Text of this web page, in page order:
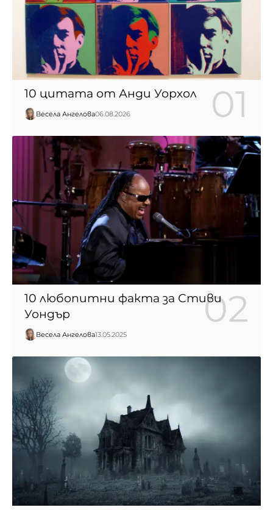
10 цитата от Анди Уорхол
Весела Ангелова06.08.2026
10 любопитни факта за Стиви
Уондър
Весела Ангелова13.05.2025